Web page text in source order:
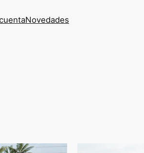
Novedades